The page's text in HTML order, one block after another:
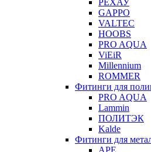
РЕХАУ
GAPPO
VALTEC
HOOBS
PRO AQUA
ViEiR
Millennium
ROMMER
Фитинги для
PRO AQUA
Lammin
ПОЛИТЭК
Kalde
Фитинги для
APE